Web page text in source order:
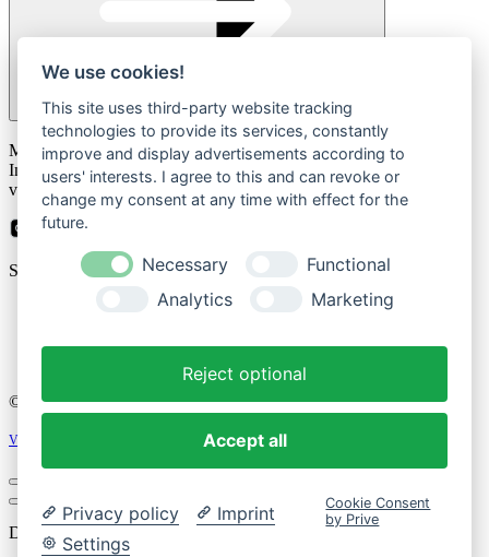
Please
leave
this
field
empty.
Mit der Anmeldung zum Newsletter stimmen Sie zu, dass wir Ihre
Informationen im Rahmen unsererDatenschutzbestimmungen
verarbeiten.
Sicher bezahlen mit
Impressum
Datenschutzerklärung
© 2026 Cozique
Vertrag widerrufen
Dein Einkaufswagen
We use cookies!
This site uses third-party website tracking
technologies to provide its services, constantly
improve and display advertisements according to
users' interests. I agree to this and can revoke or
change my consent at any time with effect for the
future.
Necessary
Functional
Analytics
Marketing
Reject optional
Accept all
Privacy policy
Imprint
Settings
Cookie Consent
by Prive